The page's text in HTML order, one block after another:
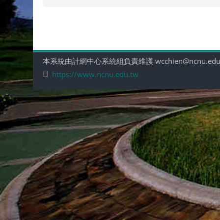
本系統由計網中心系統組負責維護
https://www.ncnu.edu.tw